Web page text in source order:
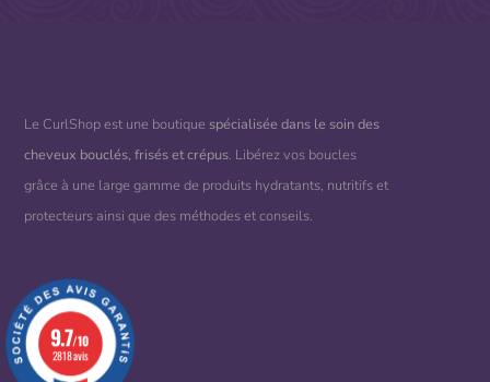
Le CurlShop est une boutique spécialisée dans le soin des
cheveux bouclés, frisés et crépus. Libérez vos boucles
grâce à une large gamme de produits hydratants, nutritifs et
protecteurs ainsi que des méthodes et conseils.
9.7/10
2818 avis